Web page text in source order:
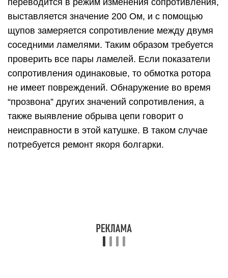
Если у вас нет измерительного прибора, то
проверить ротор можно, использовав для этих
целей лампочку на 12 В и аккумулятор.
Мощность должна быть в пределах 30-40 Вт.
Проверка делается следующим образом:
подайте напряжение 12 В от аккумулятора на
вилку угловой шлифмашины, в разрыв одного
провода подключите лампочку, начинайте
вращать шпиндель УШМ. При исправной
обмотке лампочка будет гореть ровно, без
миганий. При межвитковом замыкании степень
знаний. Поэтому данную операцию
рекомендуется доверить специалистам. Но